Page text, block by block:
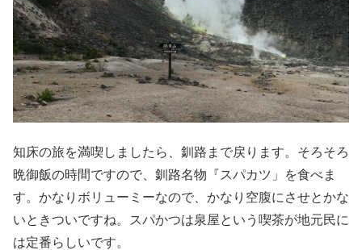
知床の旅を満喫しましたら、釧路まで戻ります。そろそろ
晩御飯の時間ですので、釧路名物『スパカツ」を食べま
す。かなりボリューミーなので、かなり空腹にさせとかな
いときついですね。スパかつは泉屋という喫茶が地元民に
は定番らしいです。